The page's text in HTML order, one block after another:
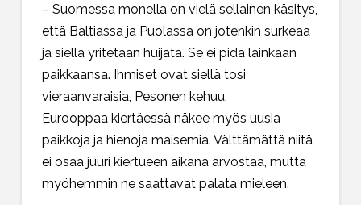
– Suomessa monella on vielä sellainen käsitys,
että Baltiassa ja Puolassa on jotenkin surkeaa
ja siellä yritetään huijata. Se ei pidä lainkaan
paikkaansa. Ihmiset ovat siellä tosi
vieraanvaraisia, Pesonen kehuu.
Eurooppaa kiertäessä näkee myös uusia
paikkoja ja hienoja maisemia. Välttämättä niitä
ei osaa juuri kiertueen aikana arvostaa, mutta
myöhemmin ne saattavat palata mieleen.